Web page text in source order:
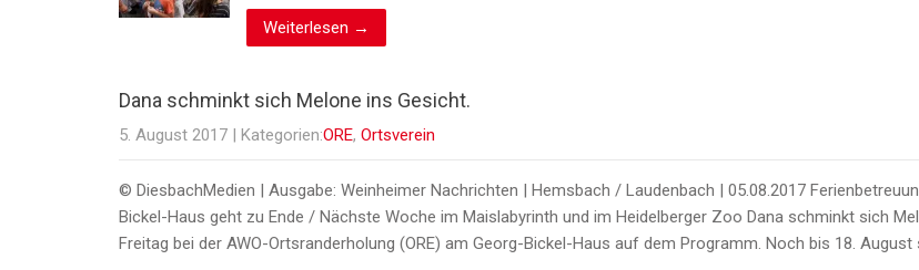
Weiterlesen →
Dana schminkt sich Melone ins Gesicht.
5. August 2017 | Kategorien:ORE, Ortsverein
© DiesbachMedien | Ausgabe: Weinheimer Nachrichten | Hemsbach / Laudenbach | 05.08.2017
Bickel-Haus geht zu Ende / Nächste Woche im Maislabyrinth und im Heidelberger Zoo Dana schminkt sich
Freitag bei der AWO-Ortsranderholung (ORE) am Georg-Bickel-Haus auf dem Programm. Noch bis 18. August